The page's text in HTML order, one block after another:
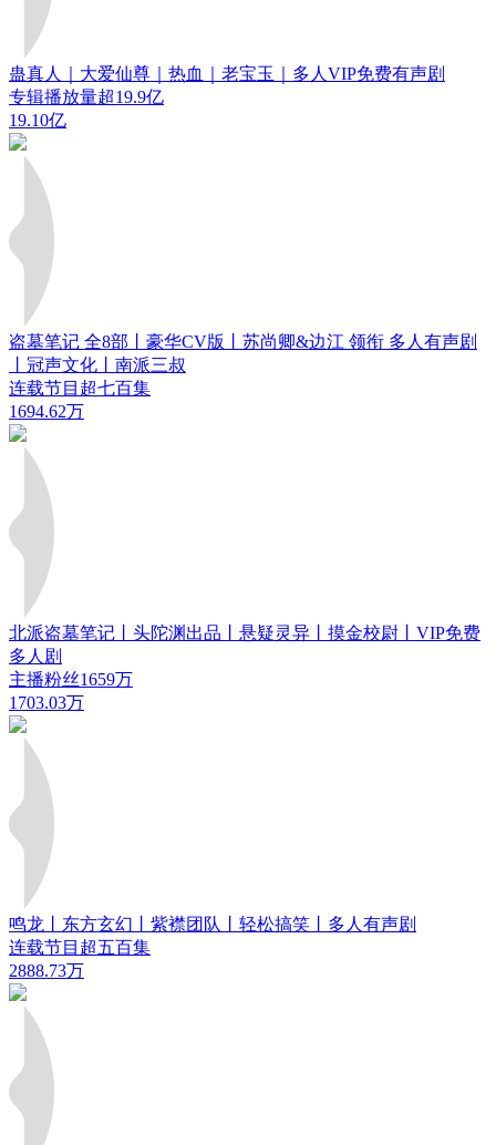
蛊真人｜大爱仙尊｜热血｜老宝玉｜多人VIP免费有声剧
专辑播放量超19.9亿
19.10亿
盗墓笔记 全8部丨豪华CV版丨苏尚卿&边江 领衔 多人有声剧
丨冠声文化丨南派三叔
连载节目超七百集
1694.62万
北派盗墓笔记丨头陀渊出品丨悬疑灵异丨摸金校尉丨VIP免费
多人剧
主播粉丝1659万
1703.03万
鸣龙丨东方玄幻丨紫襟团队丨轻松搞笑丨多人有声剧
连载节目超五百集
2888.73万